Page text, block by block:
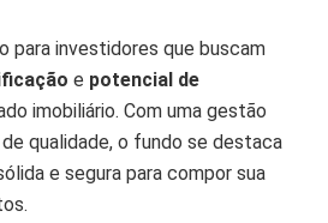
para investidores que buscam
e potencial de
imobiliário. Com uma gestão
qualidade, o fundo se destaca
e segura para compor sua